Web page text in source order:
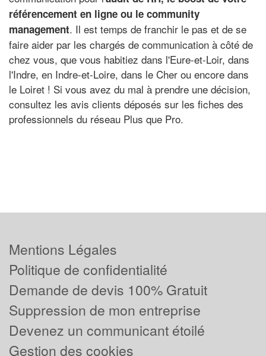
référencement en ligne ou le community
management. Il est temps de franchir le pas et de se
faire aider par les chargés de communication à côté de
chez vous, que vous habitiez dans l'Eure-et-Loir, dans
l'Indre, en Indre-et-Loire, dans le Cher ou encore dans
le Loiret ! Si vous avez du mal à prendre une décision,
consultez les avis clients déposés sur les fiches des
professionnels du réseau Plus que Pro.
Mentions Légales
Politique de confidentialité
Demande de devis 100% Gratuit
Suppression de mon entreprise
Devenez un communicant étoilé
Gestion des cookies